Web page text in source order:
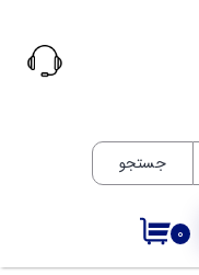
جستجو
۰